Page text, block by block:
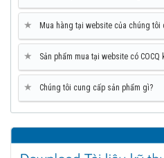
★ Mua hàng tại website của chúng tôi
★ Sản phẩm mua tại website có COCQ
★ Chúng tôi cung cấp sản phẩm gì?